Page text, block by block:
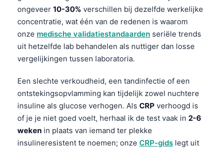
ongeveer 10-30% verschillen bij dezelfde werkelijke
concentratie, wat één van de redenen is waarom
onze medische validatiestandaarden seriële trends
uit hetzelfde lab behandelen als nuttiger dan losse
vergelijkingen tussen laboratoria.
Een slechte verkoudheid, een tandinfectie of een
ontstekingsopvlamming kan tijdelijk zowel nuchtere
insuline als glucose verhogen. Als CRP verhoogd is
of je je niet goed voelt, herhaal ik de test vaak in 2-6
weken in plaats van iemand ter plekke
insulineresistent te noemen; onze CRP-gids legt uit